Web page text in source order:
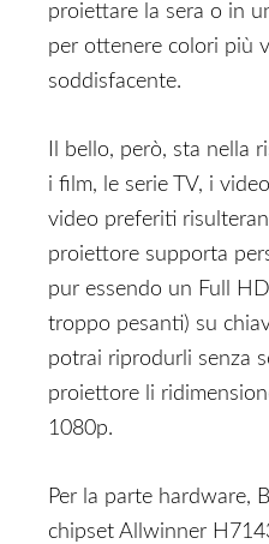
proiettare la sera o in
per ottenere colori più
soddisfacente.
Il bello, però, sta nella
i film, le serie TV, i
video preferiti
proiettore supporta
pur essendo un Full
troppo pesanti) su
potrai riprodurli senza
proiettore li
1080p.
Per la parte hardware,
chipset Allwinner